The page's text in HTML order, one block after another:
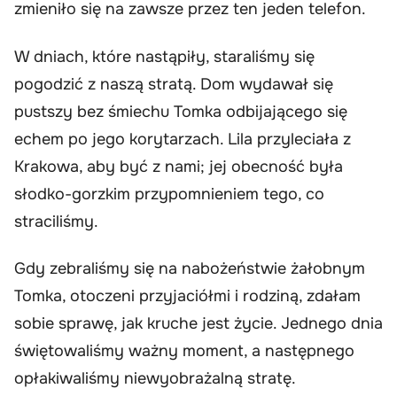
zmieniło się na zawsze przez ten jeden telefon.
W dniach, które nastąpiły, staraliśmy się
pogodzić z naszą stratą. Dom wydawał się
pustszy bez śmiechu Tomka odbijającego się
echem po jego korytarzach. Lila przyleciała z
Krakowa, aby być z nami; jej obecność była
słodko-gorzkim przypomnieniem tego, co
straciliśmy.
Gdy zebraliśmy się na nabożeństwie żałobnym
Tomka, otoczeni przyjaciółmi i rodziną, zdałam
sobie sprawę, jak kruche jest życie. Jednego dnia
świętowaliśmy ważny moment, a następnego
opłakiwaliśmy niewyobrażalną stratę.